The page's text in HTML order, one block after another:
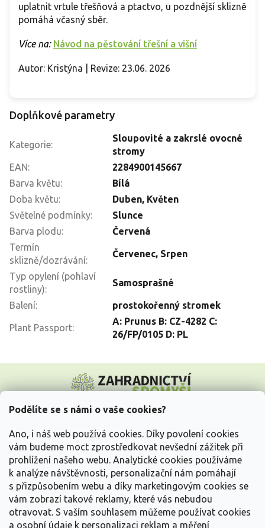
Podělíte se s námi o vaše cookies?
Ano, i náš web používá cookies. Díky povolení cookies
vám budeme moct zprostředkovat nevšední zážitek při
prohlížení našeho webu. Analytické cookies používáme
k analýze návštěvnosti, personalizační nám pomáhají
s přizpůsobením webu a díky marketingovým cookies se
vám zobrazí takové reklamy, které vás nebudou
otravovat. S vaším souhlasem můžeme používat cookies
a osobní údaje k personalizaci reklam a měření
uplatnit vrtule třešňová a ptactvo, u pozdnější sklizně
pomáhá včasný sběr.
Více na: Návod na pěstování třešní a višní
Autor: Kristýna | Revize: 23.06. 2026
Doplňkové parametry
Kategorie:
Sloupovité a zakrslé ovocné
stromy
EAN:
2284900145667
Barva květu:
Bílá
Doba květu:
Duben, Květen
Světelné podmínky:
Slunce
Barva plodu:
Červená
Termín
sklizně/dozrávání:
Červenec, Srpen
Typ opylení (pohlaví
rostliny):
Samosprašné
Balení: prostokořenný stromek
Plant Passport:
A: Prunus B: CZ-4282 C:
26/FP/0105 D: PL
p
Vše o nákupu
Informace pro Vás
Kontakujte nás